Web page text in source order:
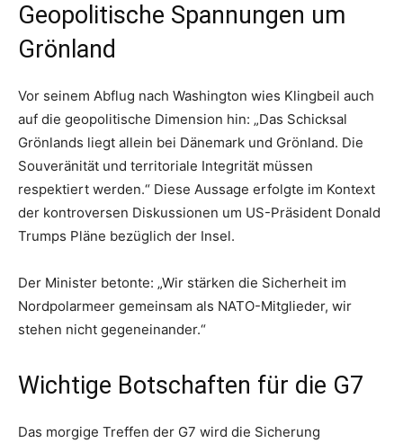
Geopolitische Spannungen um
Grönland
Vor seinem Abflug nach Washington wies Klingbeil auch
auf die geopolitische Dimension hin: „Das Schicksal
Grönlands liegt allein bei Dänemark und Grönland. Die
Souveränität und territoriale Integrität müssen
respektiert werden.“ Diese Aussage erfolgte im Kontext
der kontroversen Diskussionen um US-Präsident Donald
Trumps Pläne bezüglich der Insel.
Der Minister betonte: „Wir stärken die Sicherheit im
Nordpolarmeer gemeinsam als NATO-Mitglieder, wir
stehen nicht gegeneinander.“
Wichtige Botschaften für die G7
Das morgige Treffen der G7 wird die Sicherung